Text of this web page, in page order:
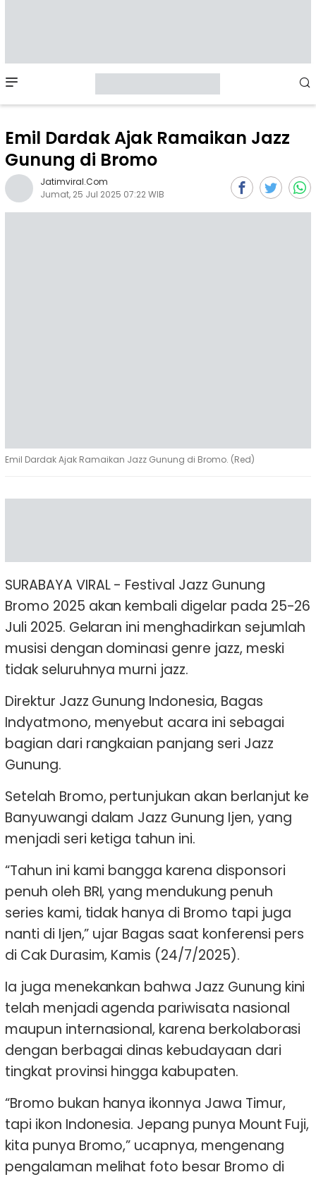
Menu
Emil Dardak Ajak Ramaikan Jazz
Gunung di Bromo
Jatimviral.com
Jumat, 25 Jul 2025 07:22 WIB
Emil Dardak Ajak Ramaikan Jazz Gunung di Bromo. (Red)
SURABAYA VIRAL - Festival Jazz Gunung
Bromo 2025 akan kembali digelar pada 25-26
Juli 2025. Gelaran ini menghadirkan sejumlah
musisi dengan dominasi genre jazz, meski
tidak seluruhnya murni jazz.
Direktur Jazz Gunung Indonesia, Bagas
Indyatmono, menyebut acara ini sebagai
bagian dari rangkaian panjang seri Jazz
Gunung.
Setelah Bromo, pertunjukan akan berlanjut ke
Banyuwangi dalam Jazz Gunung Ijen, yang
menjadi seri ketiga tahun ini.
“Tahun ini kami bangga karena disponsori
penuh oleh BRI, yang mendukung penuh
series kami, tidak hanya di Bromo tapi juga
nanti di Ijen,” ujar Bagas saat konferensi pers
di Cak Durasim, Kamis (24/7/2025).
Ia juga menekankan bahwa Jazz Gunung kini
telah menjadi agenda pariwisata nasional
maupun internasional, karena berkolaborasi
dengan berbagai dinas kebudayaan dari
tingkat provinsi hingga kabupaten.
“Bromo bukan hanya ikonnya Jawa Timur,
tapi ikon Indonesia. Jepang punya Mount Fuji,
kita punya Bromo,” ucapnya, mengenang
pengalaman melihat foto besar Bromo di